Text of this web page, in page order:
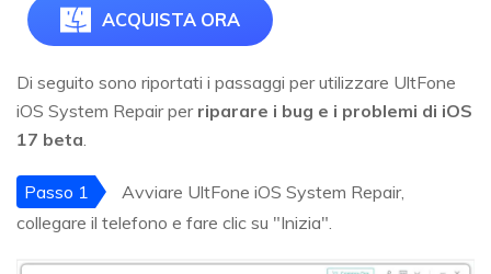
ACQUISTA ORA
Di seguito sono riportati i passaggi per utilizzare UltFone
iOS System Repair per riparare i bug e i problemi di iOS
17 beta.
Passo 1
Avviare UltFone iOS System Repair,
collegare il telefono e fare clic su "Inizia".